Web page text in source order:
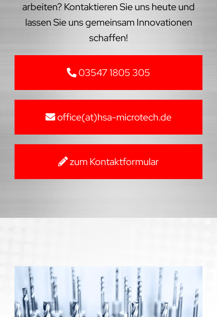
arbeiten? Kontaktieren Sie uns heute und
lassen Sie uns gemeinsam Innovationen
schaffen!
03547 1805 305
office(at)hsa-microtech.de
zum Kontaktformular